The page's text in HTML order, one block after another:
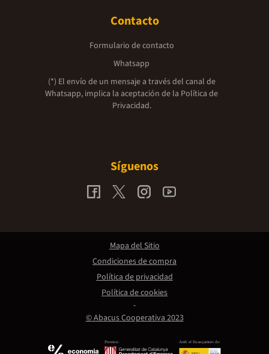
Contacto
Formulario de contacto
Whatsapp
(*) El envío de un mensaje a través del canal de
Whatsapp, implica la aceptación de la Política de
Privacidad.
Síguenos
Promou: Amb el finançament de:
© Abacus Cooperativa 2023
Mapa del Sitio
Condiciones de compra
Política de privacidad
Política de cookies